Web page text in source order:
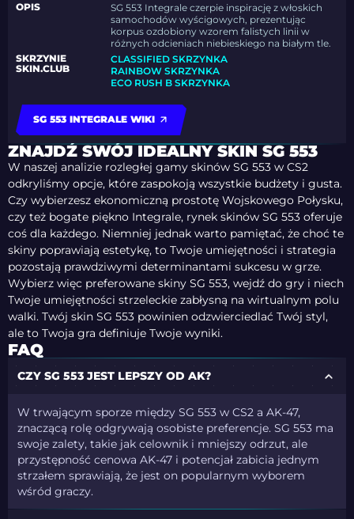
OPIS
SG 553 Integrale czerpie inspirację z włoskich
samochodów wyścigowych, prezentując
korpus ozdobiony wzorem falistych linii w
różnych odcieniach niebieskiego na białym tle.
SKRZYNIE
SKIN.CLUB
CLASSIFIED SKRZYNKA
RAINBOW SKRZYNKA
ECO RUSH B SKRZYNKA
SG 553 INTEGRALE WIKI
ZNAJDŹ SWÓJ IDEALNY SKIN SG 553
W naszej analizie rozległej gamy skinów SG 553 w CS2
odkryliśmy opcje, które zaspokoją wszystkie budżety i gusta.
Czy wybierzesz ekonomiczną prostotę Wojskowego Połysku,
czy też bogate piękno Integrale, rynek skinów SG 553 oferuje
coś dla każdego. Niemniej jednak warto pamiętać, że choć te
skiny poprawiają estetykę, to Twoje umiejętności i strategia
pozostają prawdziwymi determinantami sukcesu w grze.
Wybierz więc preferowane skiny SG 553, wejdź do gry i niech
Twoje umiejętności strzeleckie zabłysną na wirtualnym polu
walki. Twój skin SG 553 powinien odzwierciedlać Twój styl,
ale to Twoja gra definiuje Twoje wyniki.
FAQ
CZY SG 553 JEST LEPSZY OD AK?
W trwającym sporze między SG 553 w CS2 a AK-47,
znaczącą rolę odgrywają osobiste preferencje. SG 553 ma
swoje zalety, takie jak celownik i mniejszy odrzut, ale
przystępność cenowa AK-47 i potencjał zabicia jednym
strzałem sprawiają, że jest on popularnym wyborem
wśród graczy.